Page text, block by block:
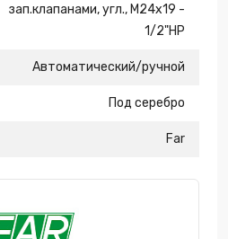
зап.клапанами, угл., М24х19 -
1/2"НР
Автоматический/ручной
Под серебро
Far